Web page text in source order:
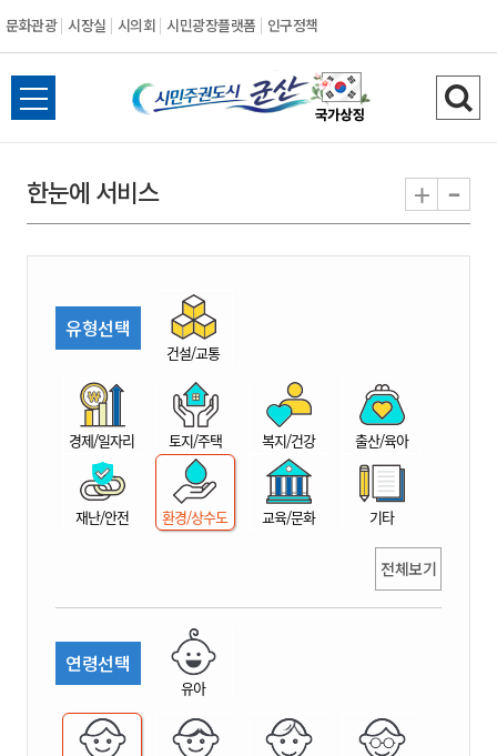
문화관광 시장실 시의회 시민광장플랫폼 인구정책
시
민
권
시
산
전
체
뉴
열
검
색
기
한눈에 서비스 + -
유형선택
건설/교통
경제/일자리 토지/주택 복지/건강 출산/육아
재난/안전 환경/상수도 교육/문화 기타
전체보기
연령선택
유아